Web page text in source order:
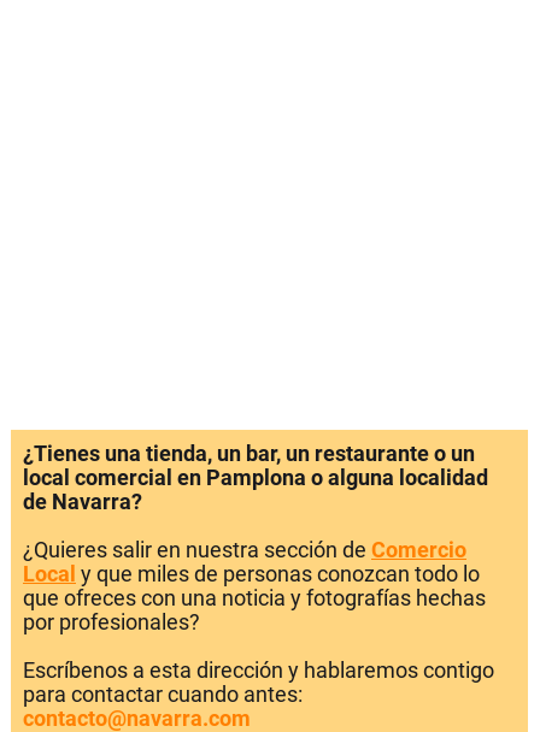
¿Tienes una tienda, un bar, un restaurante o un
local comercial en Pamplona o alguna localidad
de Navarra?
¿Quieres salir en nuestra sección de Comercio
Local y que miles de personas conozcan todo lo
que ofreces con una noticia y fotografías hechas
por profesionales?
Escríbenos a esta dirección y hablaremos contigo
para contactar cuando antes:
contacto@navarra.com